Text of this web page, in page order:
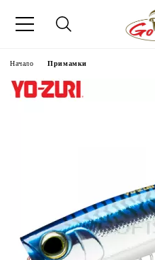
Начало Примамки